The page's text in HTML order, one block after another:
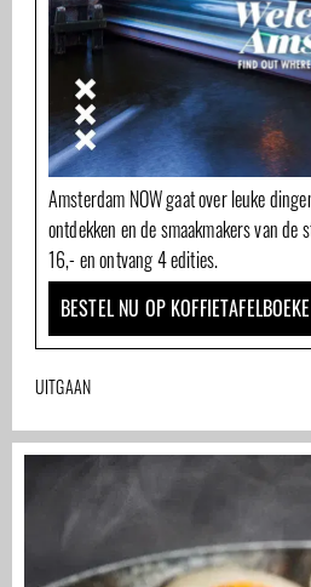
Amsterdam NOW gaat over leuke
ontdekken en de smaakmakers van
16,- en ontvang 4 edities.
BESTEL NU OP
UITGAAN